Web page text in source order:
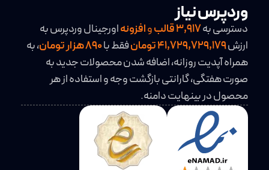
وردپرس نیاز
دسترسی به3,917قالبوافزونهاورجینال وردپرس به
ارزش41,729,729,179 تومان فقط با
، به
همراه آپدیت روزانه، اضافه شدن محصولات جدید به
صورت هفتگی، گارانتی بازگشت وجه و استفاده از هر
محصول در بینهایت دامنه.